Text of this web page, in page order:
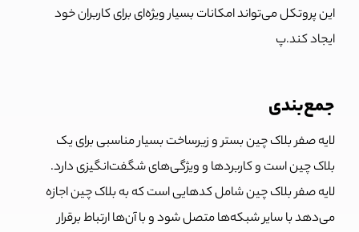
این پروتکل می‌تواند امکانات بسیار ویژه‌ای برای کاربران خود
ایجاد کند.پ
جمع‌بندی
لایه صفر بلاک چین بستر و زیرساخت بسیار مناسبی برای یک
بلاک چین است و کاربردها و ویژگی‌های شگفت‌انگیزی دارد.
لایه صفر بلاک چین شامل کدهایی است که به بلاک چین اجازه
می‌دهد با سایر شبکه‌ها متصل شود و با آن‌ها ارتباط برقرار